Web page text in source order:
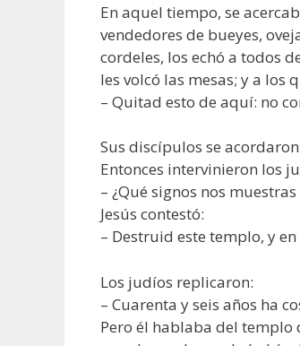
En aquel tiempo, se
vendedores de bueyes,
cordeles, los echó a todos
les volcó las mesas; y a los
– Quitad esto de aquí: no
Sus discípulos se
Entonces intervinieron los
– ¿Qué signos nos
Jesús contestó:
– Destruid este templo, y
Los judíos replicaron:
– Cuarenta y seis años ha
Pero él hablaba del templo